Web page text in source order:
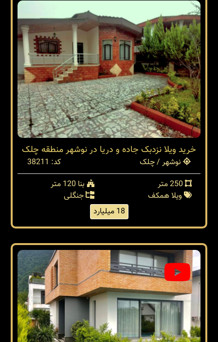
خرید ویلا نزدبک جاده و دریا در نوشهر منطقه چلک
نوشهر / چلک
کد: 38211
بنا 120 متر
ویلا همکف
جنگلی
18 میلیارد